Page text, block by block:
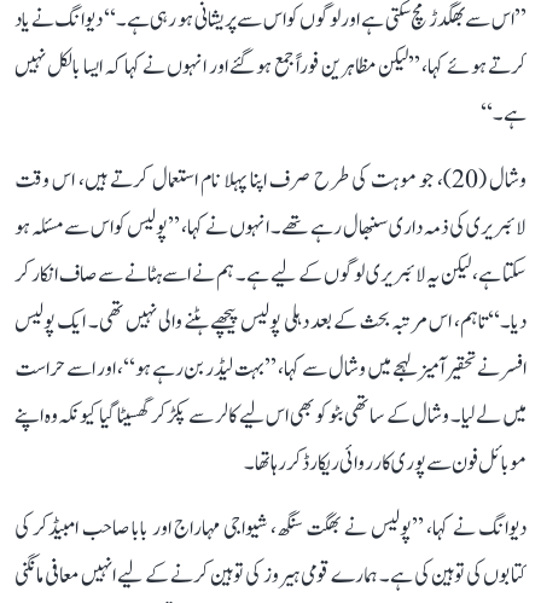
’’اس سے بھگدڑ مچ سکتی ہے اور لوگوں کو اس سے پریشانی ہو رہی ہے۔‘‘ دیوانگ نے یاد
کرتے ہوئے کہا، ’’لیکن مظاہرین فوراً جمع ہو گئے اور انہوں نے کہا کہ ایسا بالکل نہیں
ہے۔‘‘
وشال (20)، جو موہت کی طرح صرف اپنا پہلا نام استعمال کرتے ہیں، اس وقت
لائبریری کی ذمہ داری سنبھال رہے تھے۔ انہوں نے کہا، ’’پولیس کو اس سے مسئلہ ہو
سکتا ہے، لیکن یہ لائبریری لوگوں کے لیے ہے۔ ہم نے اسے ہٹانے سے صاف انکار کر
دیا۔‘‘ تاہم، اس مرتبہ بحث کے بعد دہلی پولیس پیچھے ہٹنے والی نہیں تھی۔ ایک پولیس
افسر نے تحقیر آمیز لہجے میں وشال سے کہا، ’’بہت لیڈر بن رہے ہو‘‘، اور اسے حراست
میں لے لیا۔ وشال کے ساتھی بٹو کو بھی اس لیے کالر سے پکڑ کر گھسیٹا گیا کیونکہ وہ اپنے
موبائل فون سے پوری کارروائی ریکارڈ کر رہا تھا۔
دیوانگ نے کہا، ’’پولیس نے بھگت سنگھ، شیواجی مہاراج اور بابا صاحب امبیڈکر کی
کتابوں کی توہین کی ہے۔ ہمارے قومی ہیروز کی توہین کرنے کے لیے انہیں معافی مانگنی